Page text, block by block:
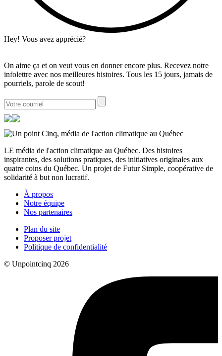
Hey! Vous avez apprécié?
On aime ça et on veut vous en donner encore plus. Recevez notre
infolettre avec nos meilleures histoires. Tous les 15 jours, jamais de
pourriels, parole de scout!
LE média de l'action climatique au Québec. Des histoires
inspirantes, des solutions pratiques, des initiatives originales aux
quatre coins du Québec. Un projet de Futur Simple, coopérative de
solidarité à but non lucratif.
À propos
Notre équipe
Nos partenaires
Plan du site
Proposer projet
Politique de confidentialité
© Unpointcinq 2026